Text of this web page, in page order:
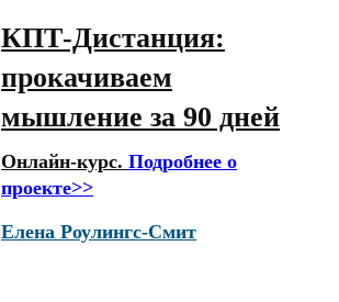
КПТ-Дистанция:
прокачиваем
мышление за 90 дней
Онлайн-курс. Подробнее о
проекте>>
Елена Роулингс-Смит